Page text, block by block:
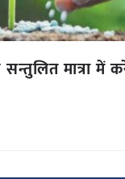
मात्रा में